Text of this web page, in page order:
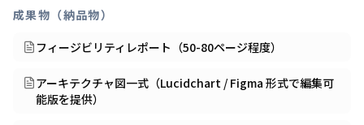
成果物（納品物）
フィージビリティレポート（50-80ページ程度）
アーキテクチャ図一式（Lucidchart / Figma 形式で編集可
能版を提供）